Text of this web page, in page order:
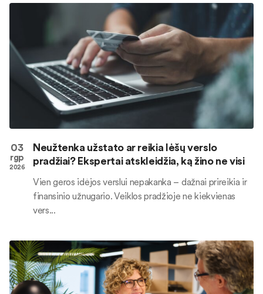
03
rgp
2026
Neužtenka užstato ar reikia lėšų verslo
pradžiai? Ekspertai atskleidžia, ką žino ne visi
Vien geros idėjos verslui nepakanka – dažnai prireikia ir
finansinio užnugario. Veiklos pradžioje ne kiekvienas
vers...